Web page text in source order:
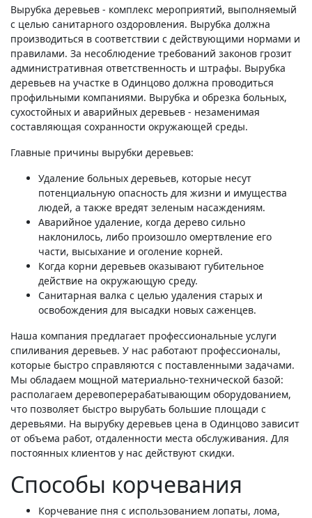
Вырубка деревьев - комплекс мероприятий, выполняемый
с целью санитарного оздоровления. Вырубка должна
производиться в соответствии с действующими нормами и
правилами. За несоблюдение требований законов грозит
административная ответственность и штрафы. Вырубка
деревьев на участке в Одинцово должна проводиться
профильными компаниями. Вырубка и обрезка больных,
сухостойных и аварийных деревьев - незаменимая
составляющая сохранности окружающей среды.
Главные причины вырубки деревьев:
Удаление больных деревьев, которые несут
потенциальную опасность для жизни и имущества
людей, а также вредят зеленым насаждениям.
Аварийное удаление, когда дерево сильно
наклонилось, либо произошло омертвление его
части, высыхание и оголение корней.
Когда корни деревьев оказывают губительное
действие на окружающую среду.
Санитарная валка с целью удаления старых и
освобождения для высадки новых саженцев.
Наша компания предлагает профессиональные услуги
спиливания деревьев. У нас работают профессионалы,
которые быстро справляются с поставленными задачами.
Мы обладаем мощной материально-технической базой:
располагаем деревоперерабатывающим оборудованием,
что позволяет быстро вырубать большие площади с
деревьями. На вырубку деревьев цена в Одинцово зависит
от объема работ, отдаленности места обслуживания. Для
постоянных клиентов у нас действуют скидки.
Способы корчевания
Корчевание пня с использованием лопаты, лома,